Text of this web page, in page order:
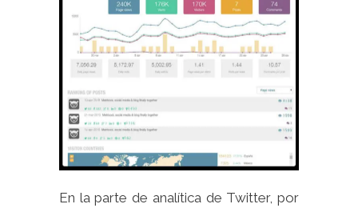
En la parte de analítica de Twitter, por